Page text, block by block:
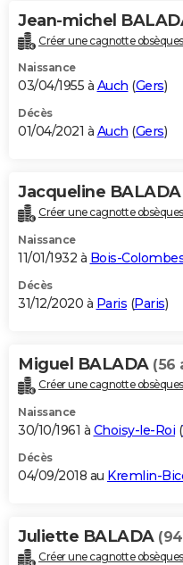
Jean-michel
Créer une cagnotte obsèques
Naissance
03/04/1955 à Auch (Gers)
Décès
01/04/2021 à Auch (Gers)
Jacqueline BALADA
Créer une cagnotte obsèques
Naissance
11/01/1932 à Bois-
Décès
31/12/2020 à Paris (Paris)
Miguel BALADA (56
Créer une cagnotte obsèques
Naissance
30/10/1961 à Choisy-le-Roi (
Décès
04/09/2018 au Kremlin-
Juliette BALADA
Créer une cagnotte obsèques